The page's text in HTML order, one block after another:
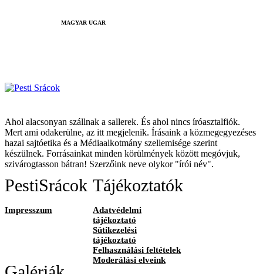
MAGYAR UGAR
Ahol alacsonyan szállnak a sallerek. És ahol nincs íróasztalfiók.
Mert ami odakerülne, az itt megjelenik. Írásaink a közmegegyezéses
hazai sajtóetika és a Médiaalkotmány szellemisége szerint
készülnek. Forrásainkat minden körülmények között megóvjuk,
szivárogtasson bátran! Szerzőink neve olykor "írói név".
PestiSrácok
Impresszum
Tájékoztatók
Adatvédelmi
tájékoztató
Sütikezelési
tájékoztató
Felhasználási feltételek
Moderálási elveink